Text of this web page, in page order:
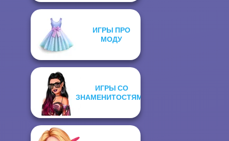
ИГРЫ ПРО
МОДУ
ИГРЫ СО
ЗНАМЕНИТОСТЯМИ